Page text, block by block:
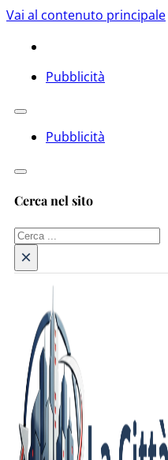
Vai al contenuto principale
Pubblicità
Pubblicità
Cerca nel sito
Cerca
×